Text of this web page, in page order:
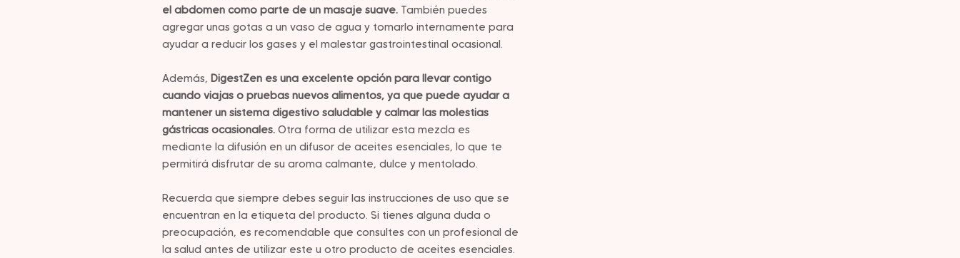
el abdomen como parte de un masaje suave. También puedes
agregar unas gotas a un vaso de agua y tomarlo internamente para
ayudar a reducir los gases y el malestar gastrointestinal ocasional.
Además, DigestZen es una excelente opción para llevar contigo
cuando viajas o pruebas nuevos alimentos, ya que puede ayudar a
mantener un sistema digestivo saludable y calmar las molestias
gástricas ocasionales. Otra forma de utilizar esta mezcla es
mediante la difusión en un difusor de aceites esenciales, lo que te
permitirá disfrutar de su aroma calmante, dulce y mentolado.
Recuerda que siempre debes seguir las instrucciones de uso que se
encuentran en la etiqueta del producto. Si tienes alguna duda o
preocupación, es recomendable que consultes con un profesional de
la salud antes de utilizar este u otro producto de aceites esenciales.